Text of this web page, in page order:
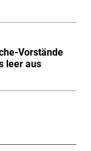
Vorstände
leer aus